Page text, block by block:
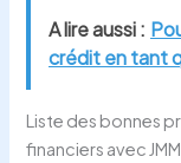
A lire aussi :
crédit en tant
Liste des bonnes
financiers avec